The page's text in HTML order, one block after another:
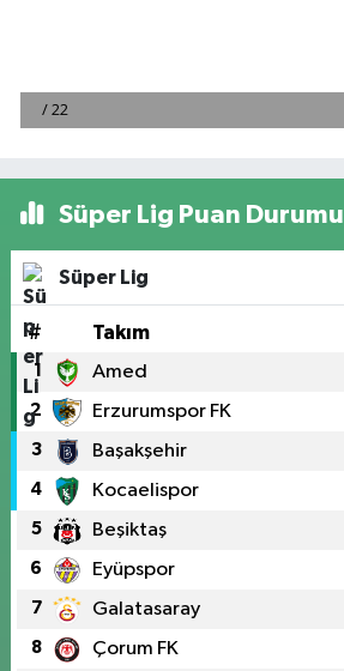
Süper Lig Puan Durumu
Süper Lig
# Takım
1 Amed
2 Erzurumspor FK
3 Başakşehir
4 Kocaelispor
5 Beşiktaş
6 Eyüpspor
7 Galatasaray
8 Çorum FK